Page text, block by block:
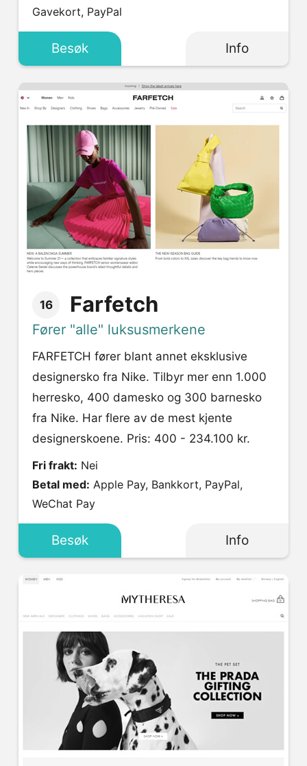
Gavekort, PayPal
Besøk Info
16 Farfetch
Fører "alle" luksusmerkene
FARFETCH fører blant annet eksklusive
designersko fra Nike. Tilbyr mer enn 1.000
herresko, 400 damesko og 300 barnesko
fra Nike. Har flere av de mest kjente
designerskoene. Pris: 400 - 234.100 kr.
Fri frakt: Nei
Betal med:
WeChat Pay
Besøk Info